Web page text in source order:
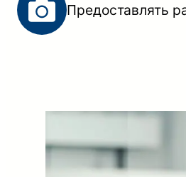
Предоставлять